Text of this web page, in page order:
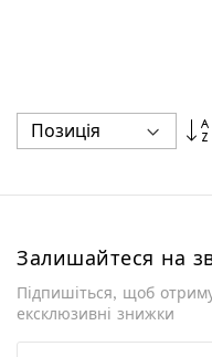
Залишайтеся на
Підпишіться, щоб
ексклюзивні знижки